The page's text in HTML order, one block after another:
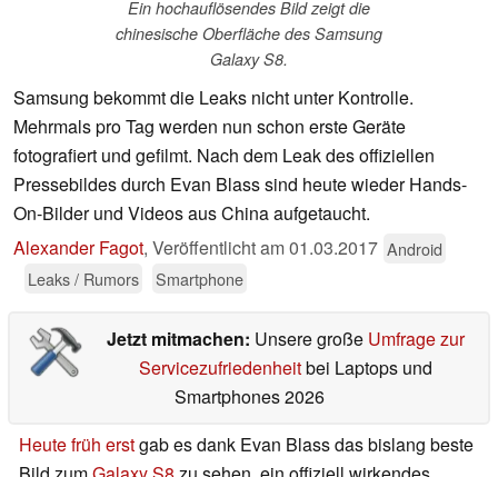
Ein hochauflösendes Bild zeigt die
chinesische Oberfläche des Samsung
Galaxy S8.
Samsung bekommt die Leaks nicht unter Kontrolle.
Mehrmals pro Tag werden nun schon erste Geräte
fotografiert und gefilmt. Nach dem Leak des offiziellen
Pressebildes durch Evan Blass sind heute wieder Hands-
On-Bilder und Videos aus China aufgetaucht.
Alexander Fagot, Veröffentlicht am01.03.2017 Android
Leaks / Rumors
Smartphone
Jetzt mitmachen: Unsere große Umfrage zur
Servicezufriedenheitbei Laptops und
Smartphones 2026
Heute früh erstgab es dank Evan Blass das bislang beste